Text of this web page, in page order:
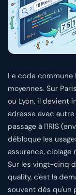
Se
Le code commune
moyennes. Sur
ou Lyon, il devient
adresse avec
passage à l'IRIS
débloque les
assurance, ciblage
Sur les vingt-cinq
quality, c'est la
souvent dès qu'un